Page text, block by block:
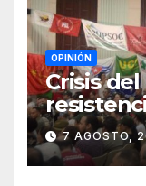
OPINIÓN
Crisis
el inicio
7 AGOSTO,